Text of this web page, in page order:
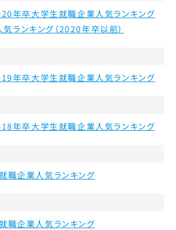
年卒大学生就職企業人気ランキング
ランキング（2020年卒以前）
年卒大学生就職企業人気ランキング
年卒大学生就職企業人気ランキング
職企業人気ランキング
職企業人気ランキング